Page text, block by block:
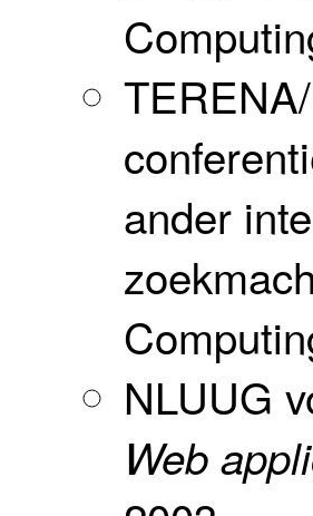
ander
NLUUG
Web